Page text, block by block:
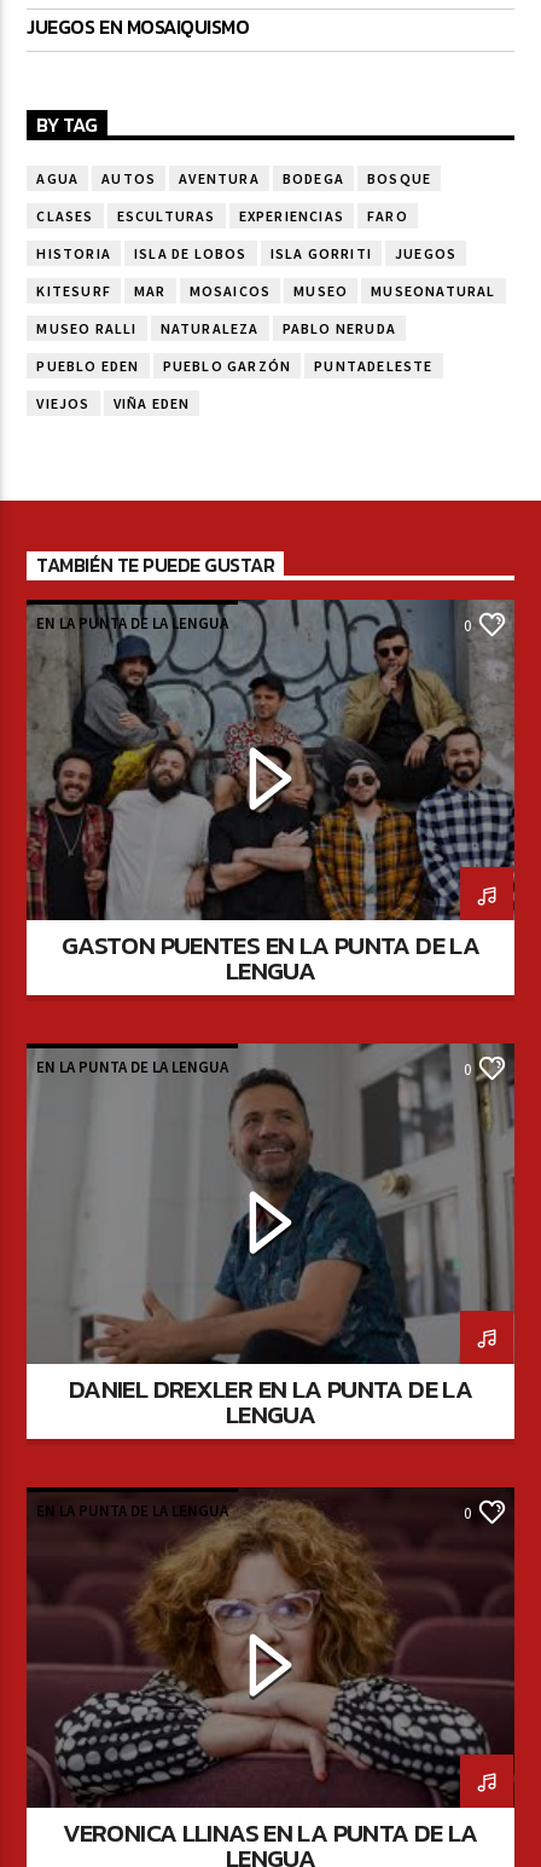
JUEGOS EN MOSAIQUISMO
BY TAG
AGUA AUTOS AVENTURA BODEGA BOSQUE
CLASES ESCULTURAS EXPERIENCIAS FARO
HISTORIA ISLA DE LOBOS ISLA GORRITI JUEGOS
KITESURF MAR MOSAICOS MUSEO MUSEONATURAL
MUSEO RALLI NATURALEZA PABLO NERUDA
PUEBLO EDEN PUEBLO GARZÓN PUNTADELESTE
VIEJOS VIÑA EDEN
TAMBIÉN TE PUEDE GUSTAR
EN LA PUNTA DE LA LENGUA 0
GASTON PUENTES EN LA PUNTA DE LA
LENGUA
EN LA PUNTA DE LA LENGUA 0
DANIEL DREXLER EN LA PUNTA DE LA
LENGUA
EN LA PUNTA DE LA LENGUA 0
VERONICA LLINAS EN LA PUNTA DE LA
LENGUA